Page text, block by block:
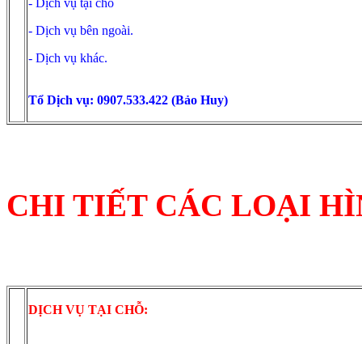
- Dịch vụ tại chỗ
- Dịch vụ bên ngoài.
- Dịch vụ khác.
Tổ Dịch vụ: 0907.533.422 (Bảo Huy)
CHI TIẾT CÁC LOẠI
DỊCH VỤ TẠI CHỖ: